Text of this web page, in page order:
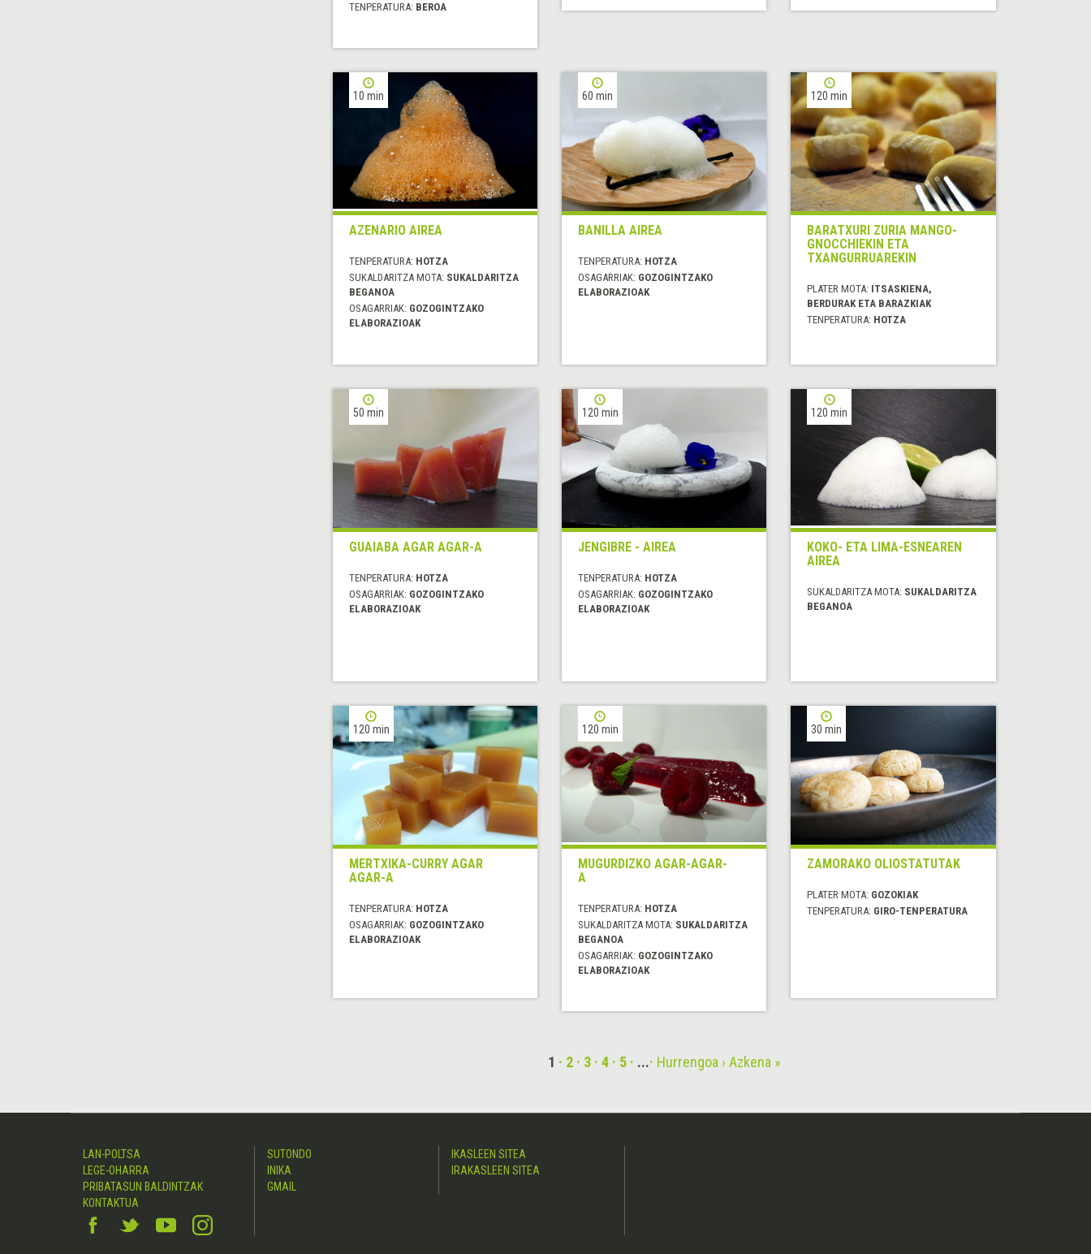
TENPERATURA: BEROA
10 min
AZENARIO AIREA
TENPERATURA: HOTZA
SUKALDARITZA MOTA: SUKALDARITZA
BEGANOA
OSAGARRIAK: GOZOGINTZAKO
ELABORAZIOAK
60 min
BANILLA AIREA
TENPERATURA: HOTZA
OSAGARRIAK: GOZOGINTZAKO
ELABORAZIOAK
120 min
BARATXURI ZURIA MANGO-
GNOCCHIEKIN ETA
TXANGURRUAREKIN
PLATER MOTA: ITSASKIENA,
BERDURAK ETA BARAZKIAK
TENPERATURA: HOTZA
50 min
GUAIABA AGAR AGAR-A
TENPERATURA: HOTZA
OSAGARRIAK: GOZOGINTZAKO
ELABORAZIOAK
120 min
JENGIBRE - AIREA
TENPERATURA: HOTZA
OSAGARRIAK: GOZOGINTZAKO
ELABORAZIOAK
120 min
KOKO- ETA LIMA-ESNEAREN
AIREA
SUKALDARITZA MOTA: SUKALDARITZA
BEGANOA
120 min
MERTXIKA-CURRY AGAR
AGAR-A
TENPERATURA: HOTZA
OSAGARRIAK: GOZOGINTZAKO
ELABORAZIOAK
120 min
MUGURDIZKO AGAR-AGAR-
A
TENPERATURA: HOTZA
SUKALDARITZA MOTA: SUKALDARITZA
BEGANOA
OSAGARRIAK: GOZOGINTZAKO
ELABORAZIOAK
30 min
ZAMORAKO OLIOSTATUTAK
PLATER MOTA: GOZOKIAK
TENPERATURA: GIRO-TENPERATURA
1 2 3 4 5 ... Hurrengoa › Azkena »
LAN-POLTSA
LEGE-OHARRA
PRIBATASUN BALDINTZAK
KONTAKTUA
SUTONDO
INIKA
GMAIL
IKASLEEN SITEA
IRAKASLEEN SITEA